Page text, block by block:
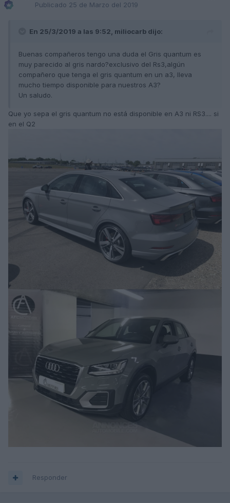
Publicado 25 de Marzo del 2019
En 25/3/2019 a las 9:52, miliocarb dijo:
Buenas compañeros tengo una duda el Gris quantum es
muy parecido al gris nardo?exclusivo del Rs3,algún
compañero que tenga el gris quantum en un a3, lleva
mucho tiempo disponible para nuestros A3?
Un saludo.
Que yo sepa el gris quantum no está disponible en A3 ni RS3.... si
en el Q2
Responder